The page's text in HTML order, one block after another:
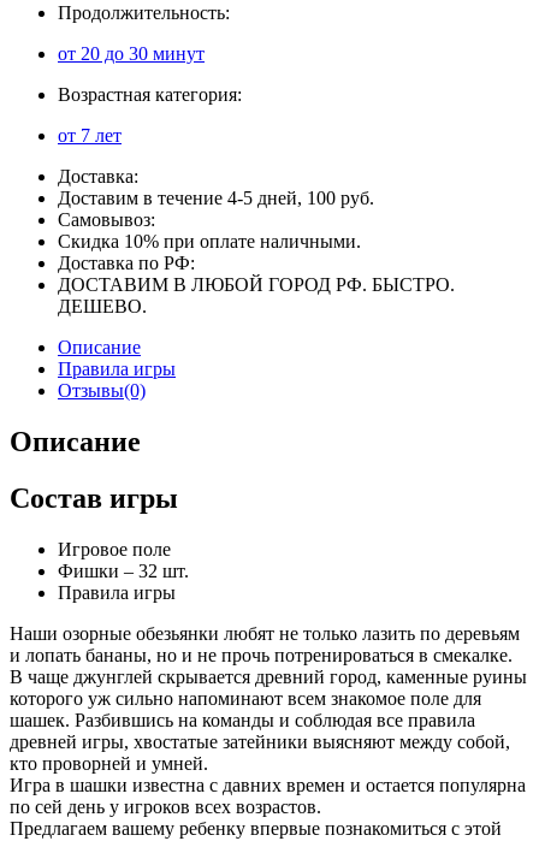
Продолжительность:
от 20 до 30 минут
Возрастная категория:
от 7 лет
Доставка:
Доставим в течение 4-5 дней, 100 руб.
Самовывоз:
Скидка 10% при оплате наличными.
Доставка по РФ:
ДОСТАВИМ В ЛЮБОЙ ГОРОД РФ. БЫСТРО.
ДЕШЕВО.
Описание
Правила игры
Отзывы(0)
Описание
Состав игры
Игровое поле
Фишки – 32 шт.
Правила игры
Наши озорные обезьянки любят не только лазить по деревьям
и лопать бананы, но и не прочь потренироваться в смекалке.
В чаще джунглей скрывается древний город, каменные руины
которого уж сильно напоминают всем знакомое поле для
шашек. Разбившись на команды и соблюдая все правила
древней игры, хвостатые затейники выясняют между собой,
кто проворней и умней.
Игра в шашки известна с давних времен и остается популярна
по сей день у игроков всех возрастов.
Предлагаем вашему ребенку впервые познакомиться с этой